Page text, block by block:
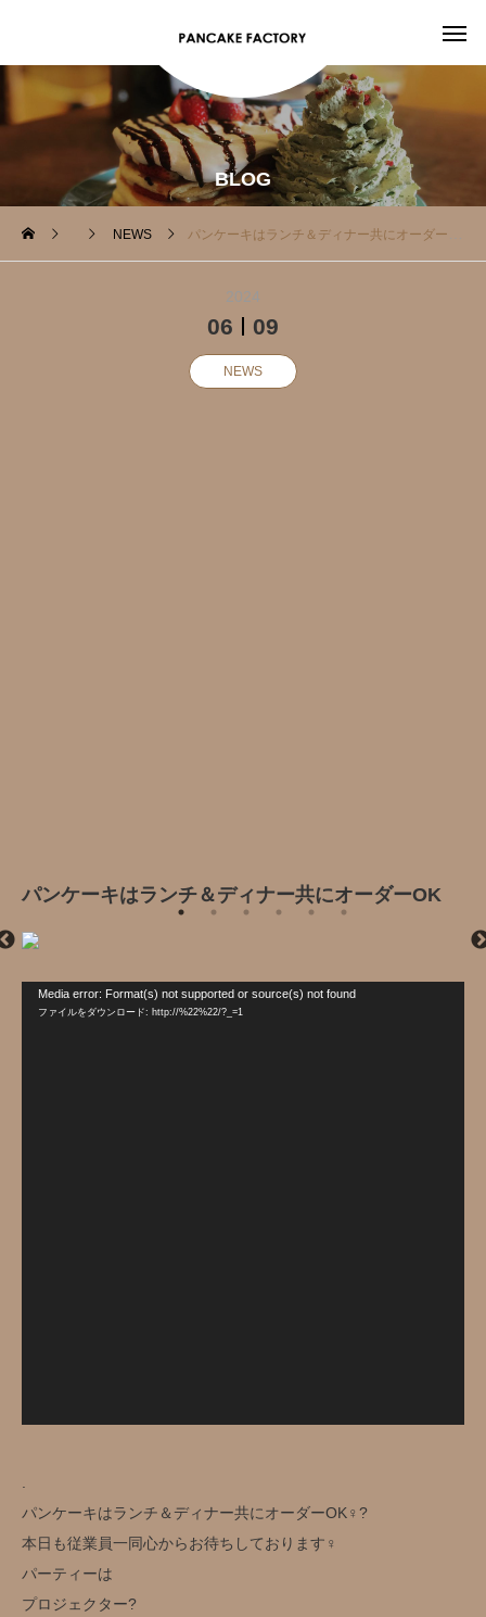
BLOG
NEWS パンケーキはランチ＆ディナー共にオーダーOK‍
2024
06 09
NEWS
パンケーキはランチ＆ディナー共にオーダーOK‍
Media error: Format(s) not supported or source(s) not found
ファイルをダウンロード: http://%22%22/?_=1
パンケーキはランチ＆ディナー共にオーダーOK‍♀️?
本日も従業員一同心からお待ちしております‍♀️
パーティーは
プロジェクター?️